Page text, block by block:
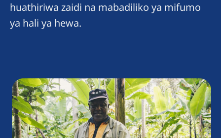
huathiriwa zaidi na mabadiliko ya mifumo
ya hali ya hewa.